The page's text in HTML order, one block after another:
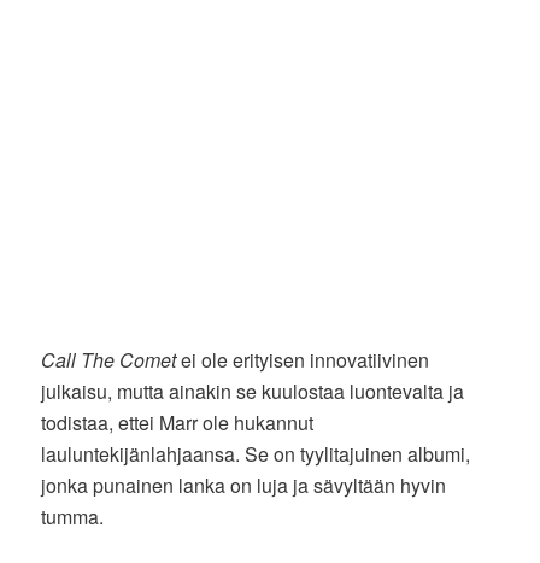
Call The Cometei ole erityisen innovatiivinen
julkaisu, mutta ainakin se kuulostaa luontevalta ja
todistaa, ettei Marr ole hukannut
lauluntekijänlahjaansa. Se on tyylitajuinen albumi,
jonka punainen lanka on luja ja sävyltään hyvin
tumma.